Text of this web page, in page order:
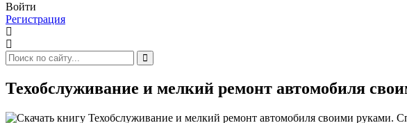
Войти
Регистрация
Техобслуживание и мелкий ремонт автомобиля